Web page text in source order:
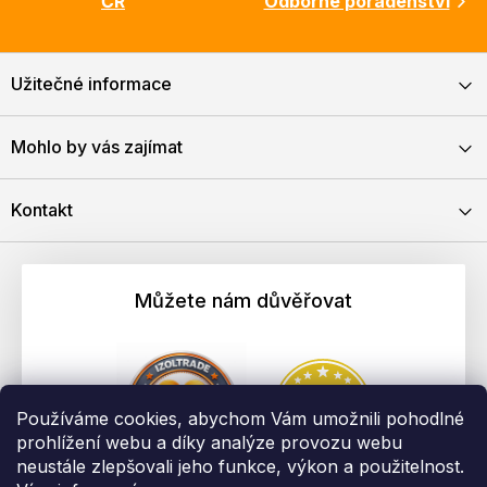
Používáme cookies, abychom Vám umožnili pohodlné
prohlížení webu a díky analýze provozu webu
neustále zlepšovali jeho funkce, výkon a použitelnost.
Užitečné informace
Mohlo by vás zajímat
Kontakt
Můžete nám důvěřovat